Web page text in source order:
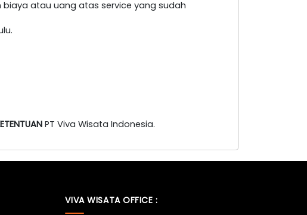
atau uang atas service yang sudah
PT Viva Wisata Indonesia.
VIVA WISATA OFFICE :